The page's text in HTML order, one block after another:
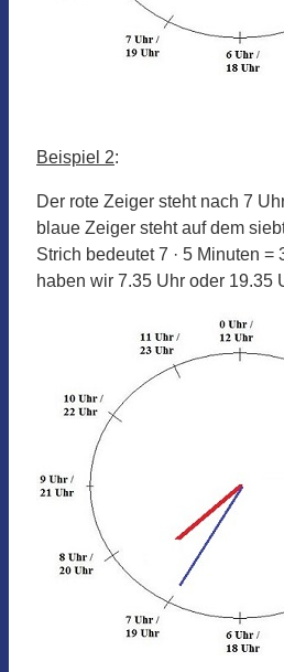
Beispiel 2:
Der rote Zeiger steht nach 7
blaue Zeiger steht auf dem
Strich bedeutet 7 · 5 Minuten =
haben wir 7.35 Uhr oder 19.35